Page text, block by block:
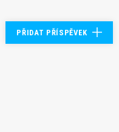
PŘIDAT PŘÍSPĚVEK